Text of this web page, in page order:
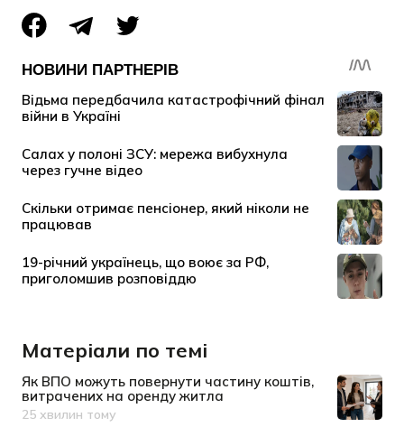
Матеріали по темі
Як ВПО можуть повернути частину коштів,
витрачених на оренду житла
Дата публікації
25 хвилин тому